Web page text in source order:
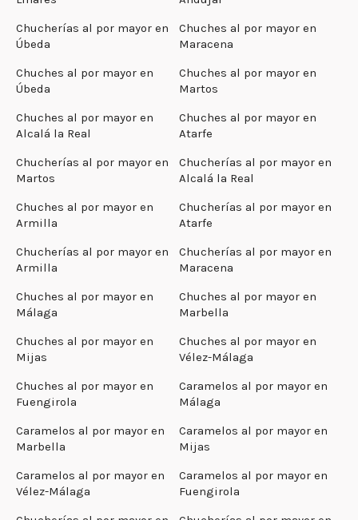
Chucherías al por mayor en
Úbeda
Chuches al por mayor en
Maracena
Chuches al por mayor en
Úbeda
Chuches al por mayor en
Martos
Chuches al por mayor en
Alcalá la Real
Chuches al por mayor en
Atarfe
Chucherías al por mayor en
Martos
Chucherías al por mayor en
Alcalá la Real
Chuches al por mayor en
Armilla
Chucherías al por mayor en
Atarfe
Chucherías al por mayor en
Armilla
Chucherías al por mayor en
Maracena
Chuches al por mayor en
Málaga
Chuches al por mayor en
Marbella
Chuches al por mayor en
Mijas
Chuches al por mayor en
Vélez-Málaga
Chuches al por mayor en
Fuengirola
Caramelos al por mayor en
Málaga
Caramelos al por mayor en
Marbella
Caramelos al por mayor en
Mijas
Caramelos al por mayor en
Vélez-Málaga
Caramelos al por mayor en
Fuengirola